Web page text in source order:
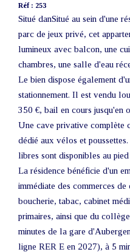
Réf : 253
Situé danSitué au sein d'une
parc de jeux privé, cet
lumineux avec balcon, une
chambres, une salle d'eau
Le bien dispose également
stationnement. Il est vendu
350 €, bail en cours jusqu'en
Une cave privative complète
dédié aux vélos et
libres sont disponibles au
La résidence bénéficie d'un
immédiate des commerces
boucherie, tabac, cabinet
primaires, ainsi que du
minutes de la gare
ligne RER E en 2027), à 5